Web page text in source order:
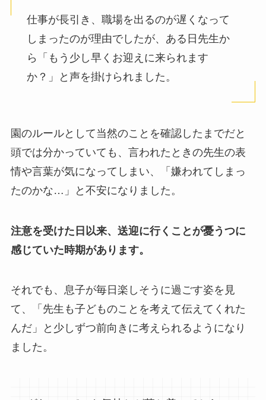
仕事が長引き、職場を出るのが遅くなって
しまったのが理由でしたが、ある日先生か
ら「もう少し早くお迎えに来られます
か？」と声を掛けられました。
園のルールとして当然のことを確認したまでだと
頭では分かっていても、言われたときの先生の表
情や言葉が気になってしまい、「嫌われてしまっ
たのかな…」と不安になりました。
注意を受けた日以来、送迎に行くことが憂うつに
感じていた時期があります。
それでも、息子が毎日楽しそうに過ごす姿を見
て、「先生も子どものことを考えて伝えてくれた
んだ」と少しずつ前向きに考えられるようになり
ました。